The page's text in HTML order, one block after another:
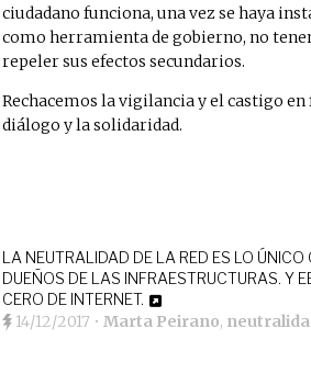
ciudadano funciona, una vez se haya
como herramienta de gobierno, no
repeler sus efectos secundarios.
Rechacemos la vigilancia y el castigo
diálogo y la solidaridad.
LA NEUTRALIDAD DE LA RED ES LO ÚNICO
DUEÑOS DE LAS INFRAESTRUCTURAS. Y
CERO DE INTERNET.
14/12/2017 •Marta Peirano,